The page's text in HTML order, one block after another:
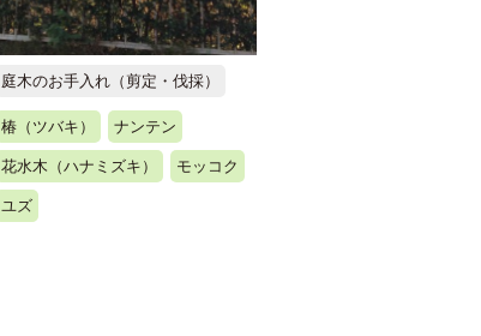
庭木のお手入れ（剪定・伐採）
椿（ツバキ） ナンテン
花水木（ハナミズキ） モッコク
ユズ